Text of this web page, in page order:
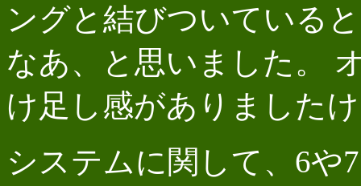
ングと結びついている
なあ、と思いました。
け足し感がありました
システムに関して、6や